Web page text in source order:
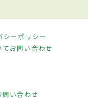
シーポリシー
お問い合わせ
問い合わせ